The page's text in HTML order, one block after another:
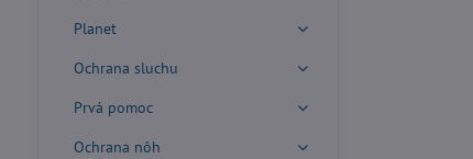
Planet
Ochrana sluchu
Prvá pomoc
Ochrana nôh